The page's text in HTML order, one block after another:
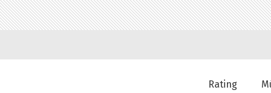
Rating